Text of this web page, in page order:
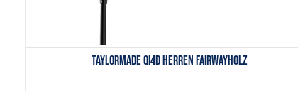
TaylorMade Qi4D Herren Fairwayholz